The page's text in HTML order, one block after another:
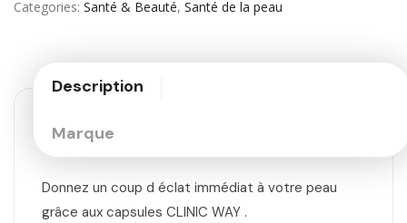
Categories Santé & Beauté, Santé de la peau
Description
Marque
Donnez un coup d éclat immédiat à votre peau
grâce aux capsules CLINIC WAY .